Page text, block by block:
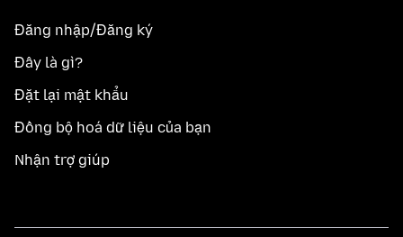
Đăng nhập/Đăng ký
Đây là gì?
Đặt lại mật khẩu
Đồng bộ hoá dữ liệu của bạn
Nhận trợ giúp